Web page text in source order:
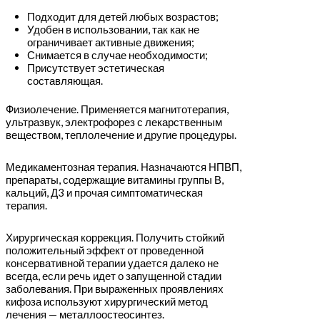
Подходит для детей любых возрастов;
Удобен в использовании, так как не
ограничивает активные движения;
Снимается в случае необходимости;
Присутствует эстетическая
составляющая.
Физиолечение. Применяется магнитотерапия,
ультразвук, электрофорез с лекарственным
веществом, теплолечение и другие процедуры.
Медикаментозная терапия. Назначаются НПВП,
препараты, содержащие витамины группы В,
кальций, Д3 и прочая симптоматическая
терапия.
Хирургическая коррекция. Получить стойкий
положительный эффект от проведенной
консервативной терапии удается далеко не
всегда, если речь идет о запущенной стадии
заболевания. При выраженных проявлениях
кифоза используют хирургический метод
лечения — металлоостеосинтез.